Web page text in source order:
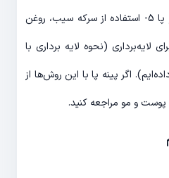
بالشتک‌ها برای کاهش فشار بر پا 5- استفاده از سرکه سیب، روغن
لایه‌برداری (نحوه لایه برداری با
اگر پینه پا با این روش‌ها از
و مو مراجعه کنید.